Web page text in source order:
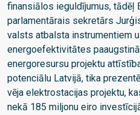
finansiālos ieguldījumus, tādēļ
parlamentārais sekretārs
valsts atbalsta instrumentiem
energoefektivitātes
energoresursu projektu
potenciālu Latvijā, tika
vēja elektrostacijas projektu,
nekā 185 miljonu eiro